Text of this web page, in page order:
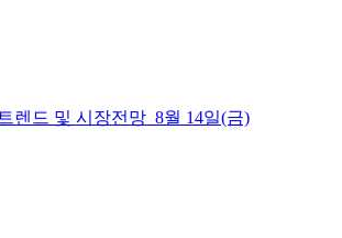
렌드 및 시장전망_8월 14일(금)